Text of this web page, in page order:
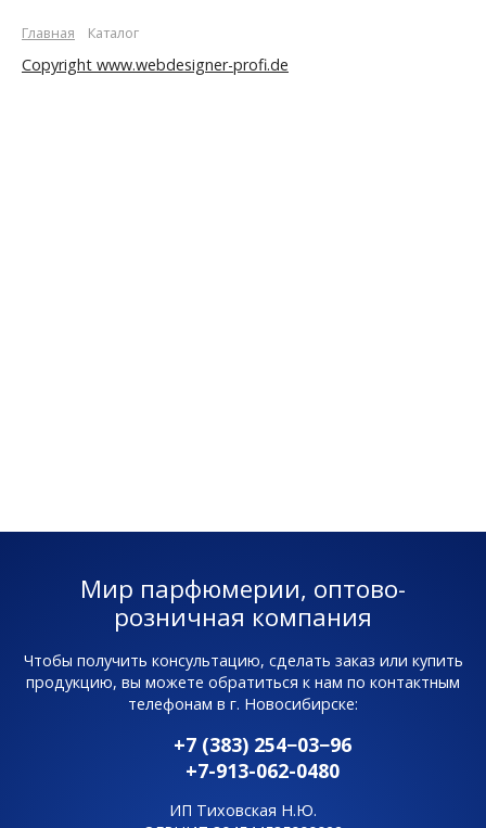
Главная Каталог
Copyright www.webdesigner-profi.de
Мир парфюмерии, оптово-
розничная компания
Чтобы получить консультацию, сделать заказ или купить
продукцию, вы можете обратиться к нам по контактным
телефонам в г. Новосибирске:
+7 (383) 254−03−96
+7-913-062-0480
ИП Тиховская Н.Ю.